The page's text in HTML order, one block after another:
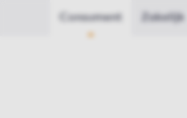
Consument Zakelijk